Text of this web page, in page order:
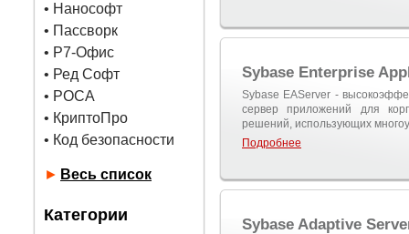
• Нанософт
• Пассворк
• Р7-Офис
• Ред Софт
• РОСА
• КриптоПро
• Код безопасности
► Весь список
Категории
Sybase Enterprise
Sybase EAServer -
сервер приложений для
решений, использующих
Подробнее
Sybase Adaptive